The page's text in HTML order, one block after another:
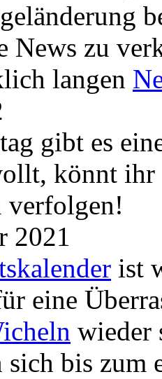
News zu
langen
gibt es
könnt
verfolgen!
2021
ist
eine
wieder
sich bis